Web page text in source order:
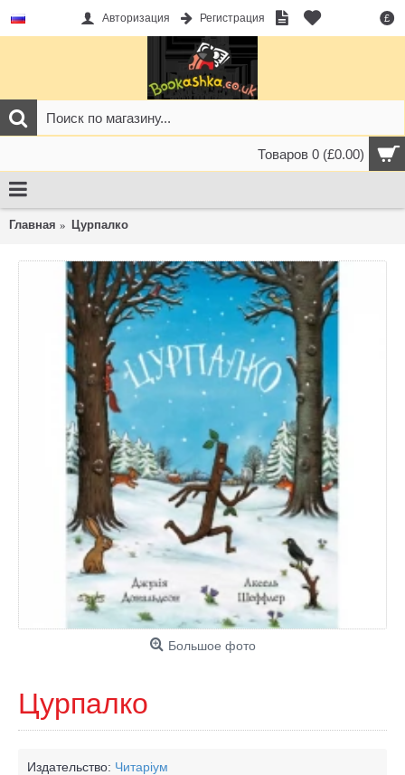
£
Авторизация Регистрация
Товаров 0 (£0.00)
Главная Цурпалко
Большое фото
Цурпалко
Издательство: Читаріум